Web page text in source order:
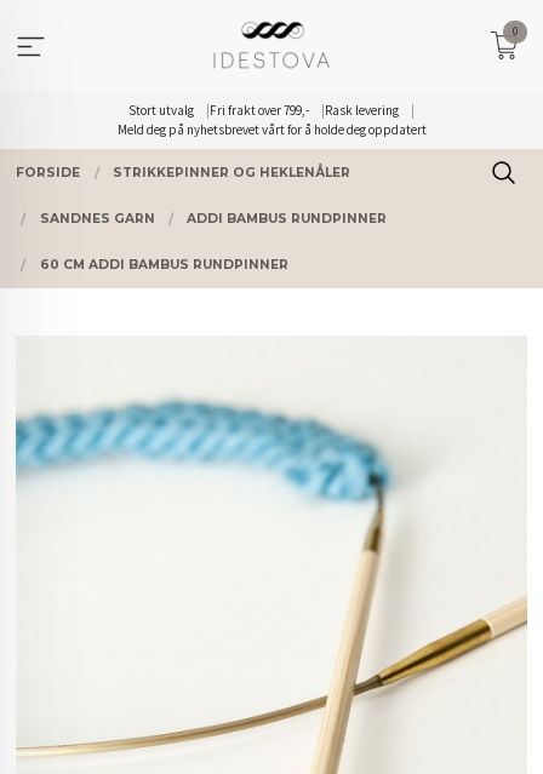
innholdet
Stort utvalg Fri frakt over 799,-
Rask levering
Meld deg på nyhetsbrevet vårt for å holde deg oppdatert
0
FORSIDE STRIKKEPINNER OG HEKLENÅLER
SANDNES GARN ADDI BAMBUS RUNDPINNER
60 CM ADDI BAMBUS RUNDPINNER